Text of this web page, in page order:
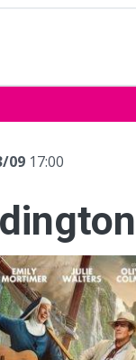
09 17:00